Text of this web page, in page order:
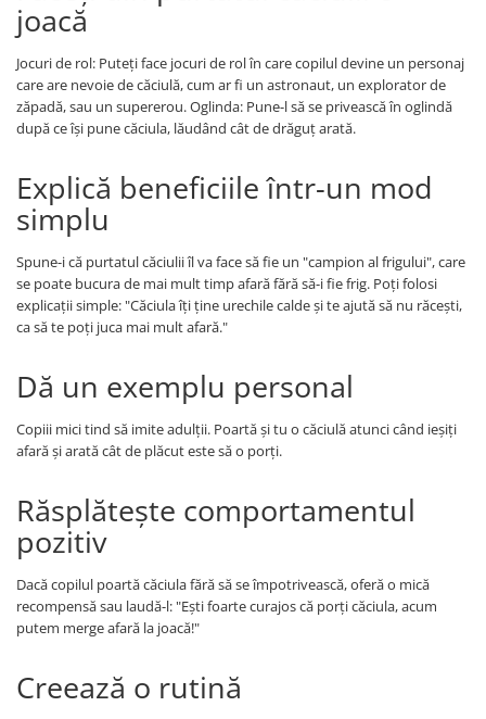
joacă
Jocuri de rol: Puteți face jocuri de rol în care copilul devine un personaj
care are nevoie de căciulă, cum ar fi un astronaut, un explorator de
zăpadă, sau un supererou. Oglinda: Pune-l să se privească în oglindă
după ce își pune căciula, lăudând cât de drăguț arată.
Explică beneficiile într-un mod
simplu
Spune-i că purtatul căciulii îl va face să fie un "campion al frigului", care
se poate bucura de mai mult timp afară fără să-i fie frig. Poți folosi
explicații simple: "Căciula îți ține urechile calde și te ajută să nu răcești,
ca să te poți juca mai mult afară."
Dă un exemplu personal
Copiii mici tind să imite adulții. Poartă și tu o căciulă atunci când ieșiți
afară și arată cât de plăcut este să o porți.
Răsplătește comportamentul
pozitiv
Dacă copilul poartă căciula fără să se împotrivească, oferă o mică
recompensă sau laudă-l: "Ești foarte curajos că porți căciula, acum
putem merge afară la joacă!"
Creează o rutină